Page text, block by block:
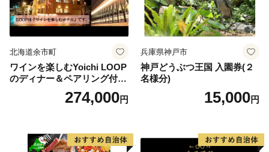
北海道余市町
ワインを楽しむYoichi LOOP
のディナー＆ペアリング付宿
泊プラン＜デラックスツイン
274,000円
兵庫県神戸市
神戸どうぶつ王国 入園券(２
名様分)
15,000円